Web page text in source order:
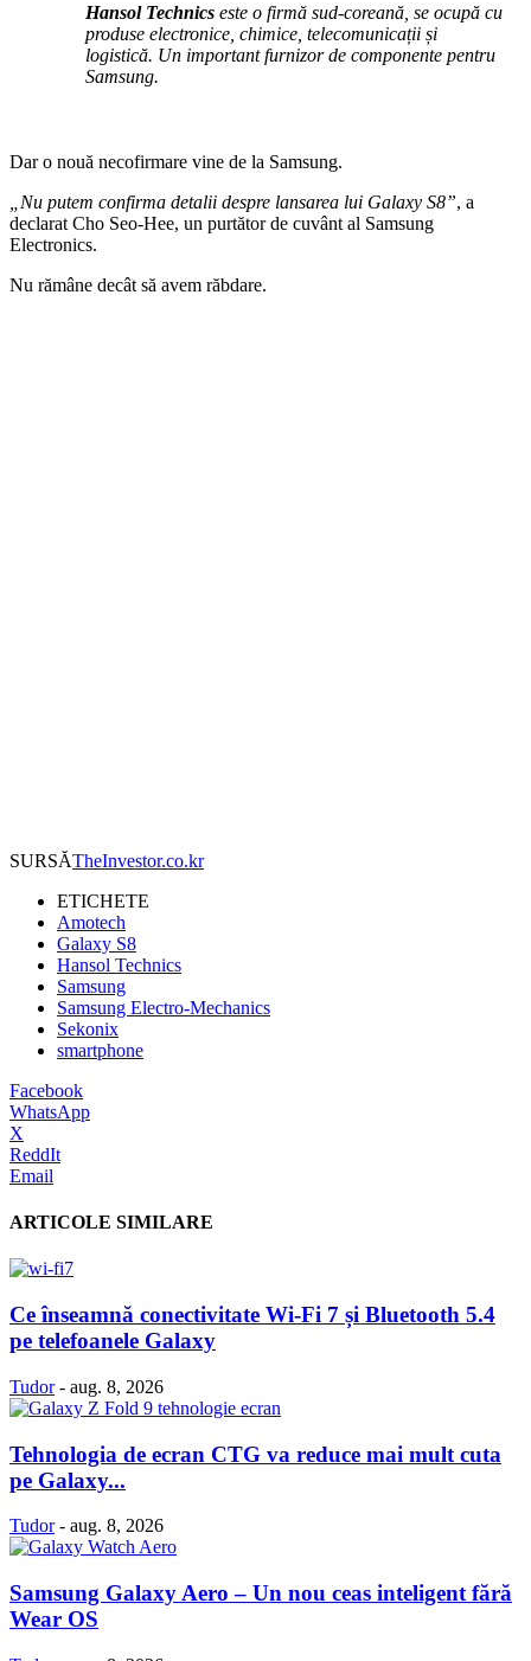
Hansol Technics este o firmă sud-coreană, se ocupă cu
produse electronice, chimice, telecomunicații și
logistică. Un important furnizor de componente pentru
Samsung.
Dar o nouă necofirmare vine de la Samsung.
„Nu putem confirma detalii despre lansarea lui Galaxy S8”, a
declarat Cho Seo-Hee, un purtător de cuvânt al Samsung
Electronics.
Nu rămâne decât să avem răbdare.
SURSĂTheInvestor.co.kr
ETICHETE
Amotech
Galaxy S8
Hansol Technics
Samsung
Samsung Electro-Mechanics
Sekonix
smartphone
Facebook
WhatsApp
X
ReddIt
Email
ARTICOLE SIMILARE
Ce înseamnă conectivitate Wi-Fi 7 și Bluetooth 5.4
pe telefoanele Galaxy
Tudor - aug. 8, 2026
Tehnologia de ecran CTG va reduce mai mult cuta
pe Galaxy...
Tudor - aug. 8, 2026
Samsung Galaxy Aero – Un nou ceas inteligent fără
Wear OS